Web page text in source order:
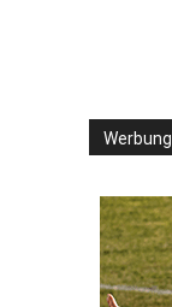
Werbung